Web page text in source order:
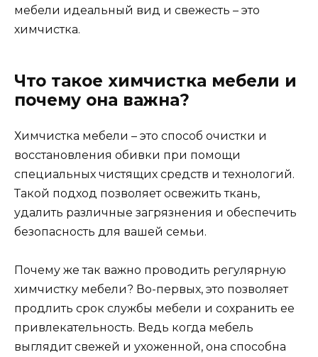
мебели идеальный вид и свежесть – это
химчистка.
Что такое химчистка мебели и
почему она важна?
Химчистка мебели – это способ очистки и
восстановления обивки при помощи
специальных чистящих средств и технологий.
Такой подход позволяет освежить ткань,
удалить различные загрязнения и обеспечить
безопасность для вашей семьи.
Почему же так важно проводить регулярную
химчистку мебели? Во-первых, это позволяет
продлить срок службы мебели и сохранить ее
привлекательность. Ведь когда мебель
выглядит свежей и ухоженной, она способна